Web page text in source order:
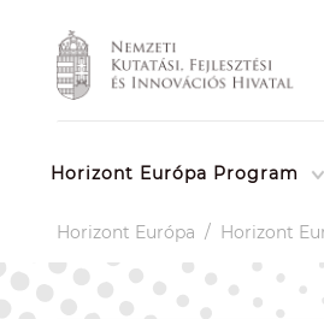
Horizont Európa Program
Horizont Európa / Horizont